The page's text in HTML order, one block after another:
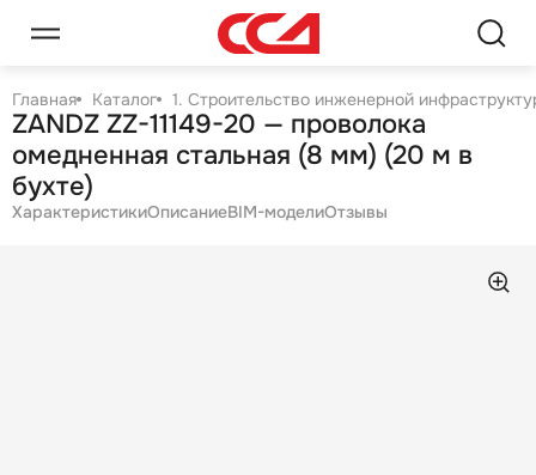
Главная Каталог 1. Строительство инженерной
ZANDZ ZZ-11149-20 — проволока
омедненная стальная (8 мм) (20 м в
бухте)
ХарактеристикиОписаниеBIM-моделиОтзывы